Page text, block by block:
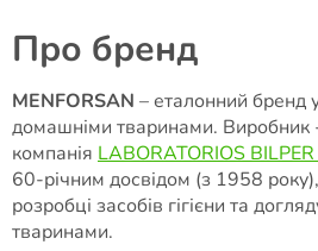
Про бренд
MENFORSAN – еталонний бренд
домашніми тваринами. Виробник
компанія LABORATORIOS
60-річним досвідом (з 1958
розробці засобів гігієни та
тваринами.